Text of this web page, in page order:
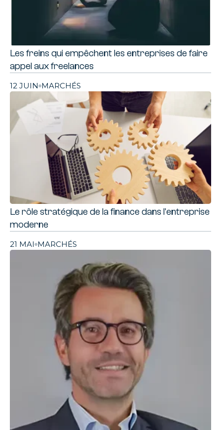
Les freins qui empêchent les entreprises de faire
appel aux freelances
12 JUIN MARCHÉS
Le rôle stratégique de la finance dans l'entreprise
moderne
21 MAI MARCHÉS